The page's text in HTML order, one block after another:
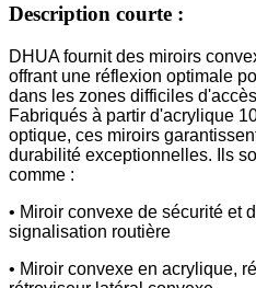
Description courte :
DHUA fournit des miroirs
offrant une réflexion optimale
dans les zones difficiles
Fabriqués à partir d'acrylique
optique, ces miroirs
durabilité exceptionnelles. Ils
comme :
• Miroir convexe de sécurité et
signalisation routière
• Miroir convexe en acrylique,